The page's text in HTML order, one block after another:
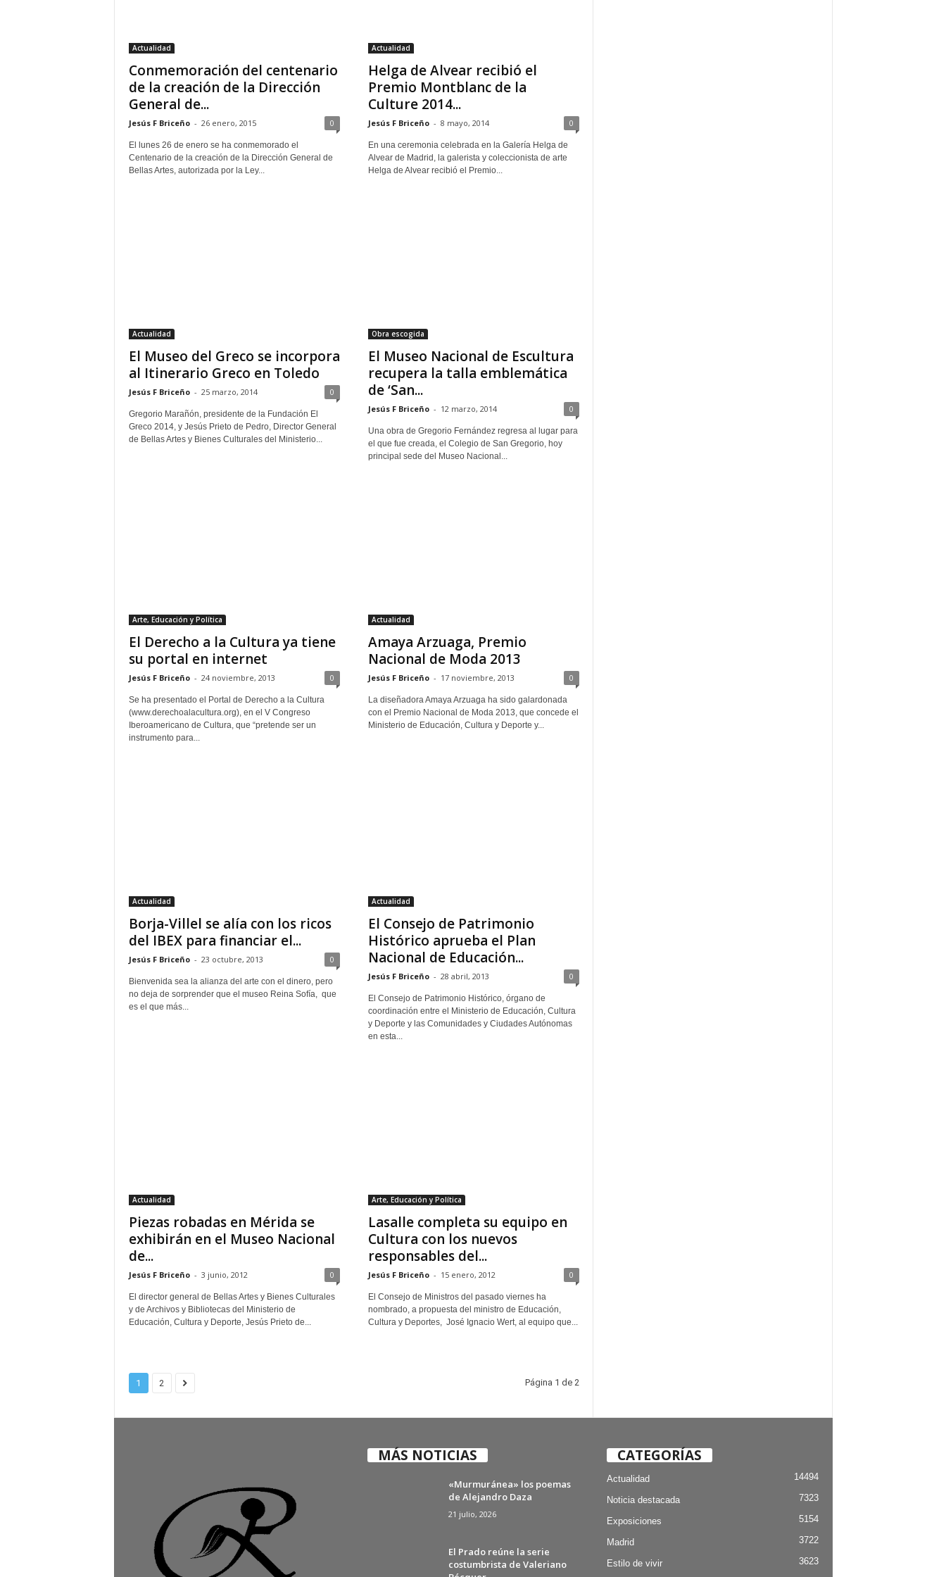
Actualidad
Conmemoración del centenario
de la creación de la Dirección
General de...
Jesús F Briceño - 26 enero, 2015 0
El lunes 26 de enero se ha conmemorado el
Centenario de la creación de la Dirección General de
Bellas Artes, autorizada por la Ley...
Actualidad
Helga de Alvear recibió el
Premio Montblanc de la
Culture 2014...
Jesús F Briceño - 8 mayo, 2014 0
En una ceremonia celebrada en la Galería Helga de
Alvear de Madrid, la galerista y coleccionista de arte
Helga de Alvear recibió el Premio...
Actualidad
El Museo del Greco se incorpora
al Itinerario Greco en Toledo
Jesús F Briceño - 25 marzo, 2014 0
Gregorio Marañón, presidente de la Fundación El
Greco 2014, y Jesús Prieto de Pedro, Director General
de Bellas Artes y Bienes Culturales del Ministerio...
Obra escogida
El Museo Nacional de Escultura
recupera la talla emblemática
de ‘San...
Jesús F Briceño - 12 marzo, 2014 0
Una obra de Gregorio Fernández regresa al lugar para
el que fue creada, el Colegio de San Gregorio, hoy
principal sede del Museo Nacional...
Arte, Educación y Política
El Derecho a la Cultura ya tiene
su portal en internet
Jesús F Briceño - 24 noviembre, 2013 0
Se ha presentado el Portal de Derecho a la Cultura
(www.derechoalacultura.org), en el V Congreso
Iberoamericano de Cultura, que “pretende ser un
instrumento para...
Actualidad
Amaya Arzuaga, Premio
Nacional de Moda 2013
Jesús F Briceño - 17 noviembre, 2013 0
La diseñadora Amaya Arzuaga ha sido galardonada
con el Premio Nacional de Moda 2013, que concede el
Ministerio de Educación, Cultura y Deporte y...
Actualidad
Borja-Villel se alía con los ricos
del IBEX para financiar el...
Jesús F Briceño - 23 octubre, 2013 0
Bienvenida sea la alianza del arte con el dinero, pero
no deja de sorprender que el museo Reina Sofía, que
es el que más...
Actualidad
El Consejo de Patrimonio
Histórico aprueba el Plan
Nacional de Educación...
Jesús F Briceño - 28 abril, 2013 0
El Consejo de Patrimonio Histórico, órgano de
coordinación entre el Ministerio de Educación, Cultura
y Deporte y las Comunidades y Ciudades Autónomas
en esta...
Actualidad
Piezas robadas en Mérida se
exhibirán en el Museo Nacional
de...
Jesús F Briceño - 3 junio, 2012 0
El director general de Bellas Artes y Bienes Culturales
y de Archivos y Bibliotecas del Ministerio de
Educación, Cultura y Deporte, Jesús Prieto de...
Arte, Educación y Política
Lasalle completa su equipo en
Cultura con los nuevos
responsables del...
Jesús F Briceño - 15 enero, 2012 0
El Consejo de Ministros del pasado viernes ha
nombrado, a propuesta del ministro de Educación,
Cultura y Deportes, José Ignacio Wert, al equipo que...
1 2 Página 1 de 2
MÁS NOTICIAS
«Murmuránea» los poemas
de Alejandro Daza
21 julio, 2026
El Prado reúne la serie
costumbrista de Valeriano
CATEGORÍAS
Actualidad 14494
Noticia destacada 7323
Exposiciones 5154
Madrid 3722
Estilo de vivir
3623